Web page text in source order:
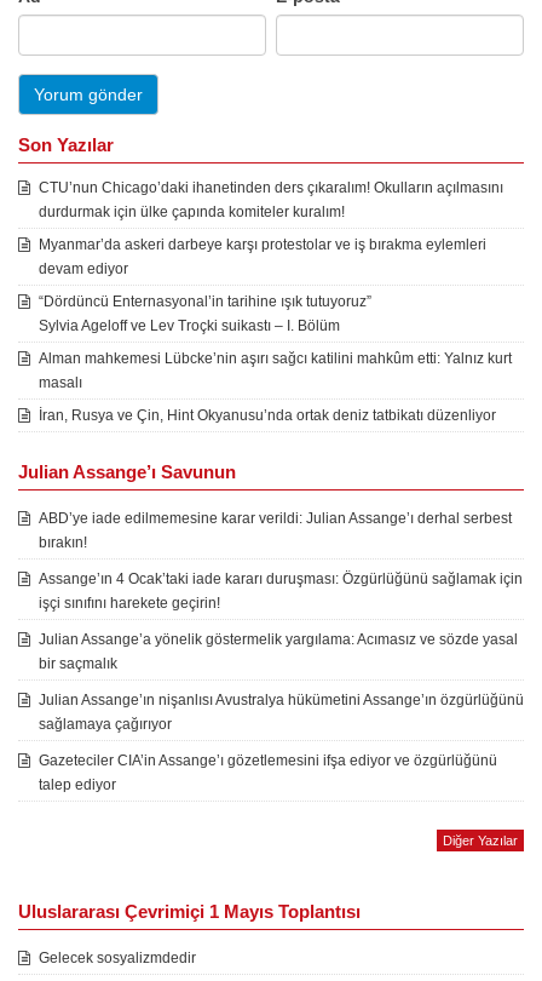
Son Yazılar
CTU’nun Chicago’daki ihanetinden ders çıkaralım! Okulların açılmasını
durdurmak için ülke çapında komiteler kuralım!
Myanmar’da askeri darbeye karşı protestolar ve iş bırakma eylemleri
devam ediyor
“Dördüncü Enternasyonal’in tarihine ışık tutuyoruz”
Sylvia Ageloff ve Lev Troçki suikastı – I. Bölüm
Alman mahkemesi Lübcke’nin aşırı sağcı katilini mahkûm etti: Yalnız kurt
masalı
İran, Rusya ve Çin, Hint Okyanusu’nda ortak deniz tatbikatı düzenliyor
Julian Assange’ı Savunun
ABD’ye iade edilmemesine karar verildi: Julian Assange’ı derhal serbest
bırakın!
Assange’ın 4 Ocak’taki iade kararı duruşması: Özgürlüğünü sağlamak için
işçi sınıfını harekete geçirin!
Julian Assange’a yönelik göstermelik yargılama: Acımasız ve sözde yasal
bir saçmalık
Julian Assange’ın nişanlısı Avustralya hükümetini Assange’ın özgürlüğünü
sağlamaya çağırıyor
Gazeteciler CIA’in Assange’ı gözetlemesini ifşa ediyor ve özgürlüğünü
talep ediyor
Diğer Yazılar
Uluslararası Çevrimiçi 1 Mayıs Toplantısı
Gelecek sosyalizmdedir